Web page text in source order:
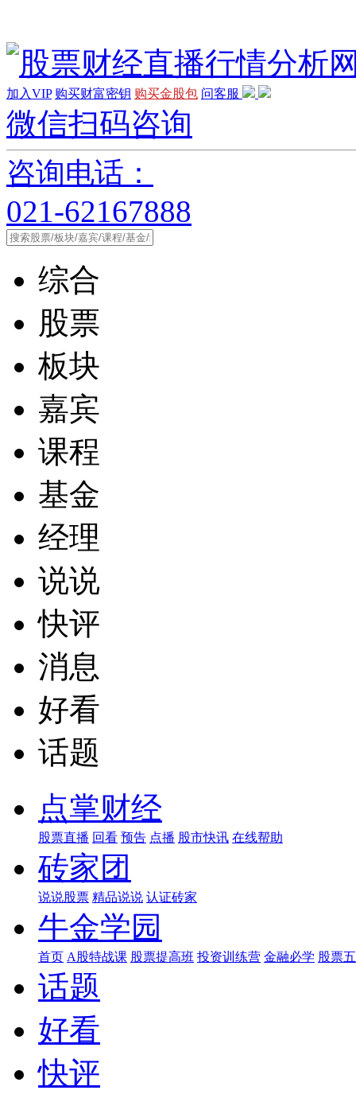
加入VIP 购买财富密钥 购买金股包 问客服
微信扫码咨询
咨询电话：
021-62167888
综合
股票
板块
嘉宾
课程
基金
经理
说说
快评
消息
好看
话题
点掌财经
股票直播 回看 预告 点播 股市快讯 在线帮助
砖家团
说说股票 精品说说 认证砖家
牛金学园
首页 A股特战课 股票提高班 投资训练营 金融必学 股票
话题
好看
快评